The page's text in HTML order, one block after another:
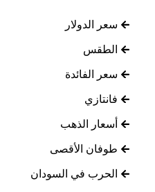
سعر الدولار
الطقس
سعر الفائدة
فانتازي
أسعار الذهب
طوفان الأقصى
الحرب في السودان